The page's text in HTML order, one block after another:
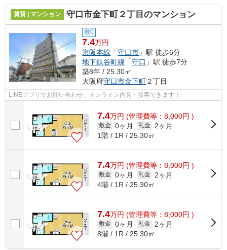
賃貸 | マンション 守口市金下町２丁目のマンション
敷0
7.4万円
京阪本線 「守口市 」駅 徒歩6分
地下鉄谷町線 「守口 」駅 徒歩7分
築8年 / 25.30㎡
大阪府守口市金下町２丁目
LINEアプリでお問い合わせ、オンライン内見・接客できます！
7.4万円 (管理費等：8,000円 )
敷金 0ヶ月 礼金
2ヶ月
1階 / 1R / 25.30㎡
7.4万円 (管理費等：8,000円 )
敷金 0ヶ月 礼金
2ヶ月
4階 / 1R / 25.30㎡
7.4万円 (管理費等：8,000円 )
敷金 0ヶ月 礼金
2ヶ月
8階 / 1R / 25.30㎡